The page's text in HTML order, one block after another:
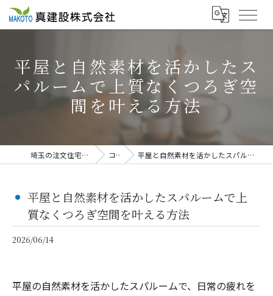
平屋と自然素材を活かしたス
パルームで上質なくつろぎ空
間を叶える方法
埼玉の注文住宅なら真建設株式会社 コラム 平屋と自然素材を活かしたスパルームで上質なくつろぎ空間を叶える方法
平屋と自然素材を活かしたスパルームで上
質なくつろぎ空間を叶える方法
2026/06/14
平屋の自然素材を活かしたスパルームで、日常の疲れを